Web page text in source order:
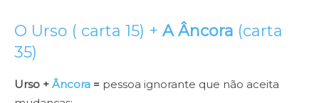
O Urso ( carta 15) + A Âncora (carta
35)
Urso + Âncora = pessoa ignorante que não aceita